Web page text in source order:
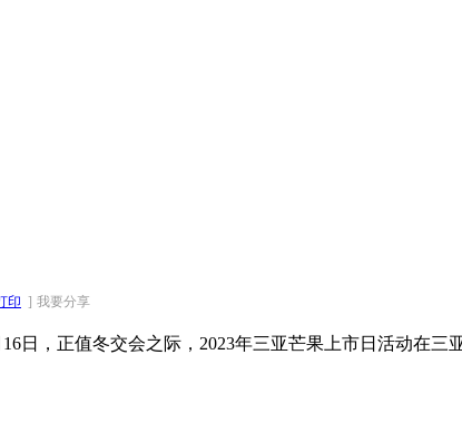
印 ] 我要分享
，正值冬交会之际，2023年三亚芒果上市日活动在三